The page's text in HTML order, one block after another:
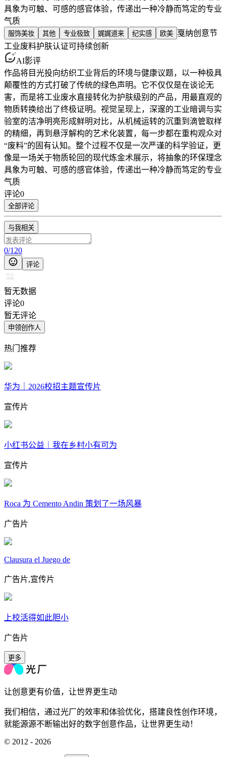
具象为可触、可感的感官体验，传递出一种冷静而笃定的专业
气质
服饰美妆 其他 专业极致 娓娓道来 纪实感 欧美 戛纳创意节
工业废料护肤认证可持续创新
AI影评
作品将目光投向纺织工业背后的环境与健康议题，以一种极具
颠覆性的方式打破了传统的绿色声明。它不仅仅是在谈论无
害，而是将工业废水直接转化为护肤级别的产品，用最直观的
物质转换给出了终极证明。视觉呈现上，深邃的工业暗调与实
验室的洁净明亮形成鲜明对比，从机械运转的沉重到滴管取样
的精细，再到悬浮解构的艺术化装置，每一步都在重构观众对
“废料”的固有认知。整个过程不仅是一次严谨的科学验证，更
像是一场关于物质轮回的现代炼金术展示，将抽象的环保理念
具象为可触、可感的感官体验，传递出一种冷静而笃定的专业
气质
评论0
全部评论
与我相关
0/120
评论
暂无数据
评论0
暂无评论
申领创作人
热门推荐
华为｜2026校招主题宣传片
宣传片
小红书公益｜我在乡村小有可为
宣传片
Roca 为 Cemento Andin 策划了一场风暴
广告片
Clausura el Juego de
广告片,宣传片
上校活得如此胆小
广告片
更多
让创意更有价值，让世界更生动
我们相信，通过光厂的效率和体验优化，搭建良性创作环境，
就能源源不断输出好的数字创意作品，让世界更生动！
© 2012 - 2026